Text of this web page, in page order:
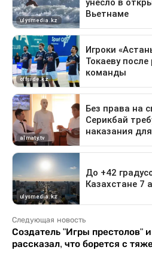
Следующая новость
Создатель "Игры престолов"
рассказал, что борется с